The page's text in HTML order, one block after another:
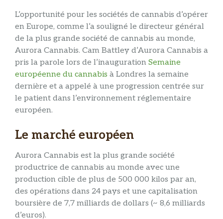
L’opportunité pour les sociétés de cannabis d’opérer
en Europe, comme l’a souligné le directeur général
de la plus grande société de cannabis au monde,
Aurora Cannabis. Cam Battley d’Aurora Cannabis a
pris la parole lors de l’inauguration Semaine
européenne du cannabis à Londres la semaine
dernière et a appelé à une progression centrée sur
le patient dans l’environnement réglementaire
européen.
Le marché européen
Aurora Cannabis est la plus grande société
productrice de cannabis au monde avec une
production cible de plus de 500 000 kilos par an,
des opérations dans 24 pays et une capitalisation
boursière de 7,7 milliards de dollars (~ 8,6 milliards
d’euros).